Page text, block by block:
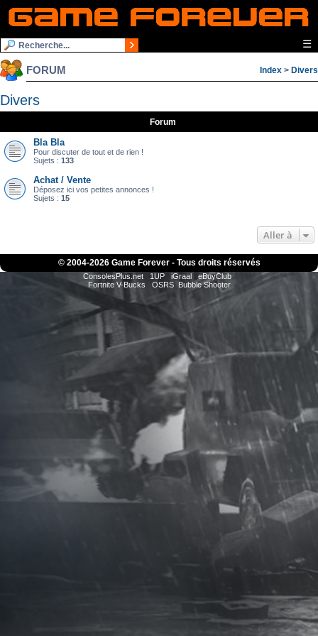
☰
FORUM Index > Divers
Divers
Forum
Bla Bla
Pour discuter de tout et de rien !
Sujets : 133
Achat / Vente
Déposez ici vos petites annonces !
Sujets : 15
Aller à
© 2004-2026 Game Forever - Tous droits réservés
ConsolesPlus.net 1UP iGraal
eBuyClub
Fortnite V-Bucks
OSRS Bubble Shooter